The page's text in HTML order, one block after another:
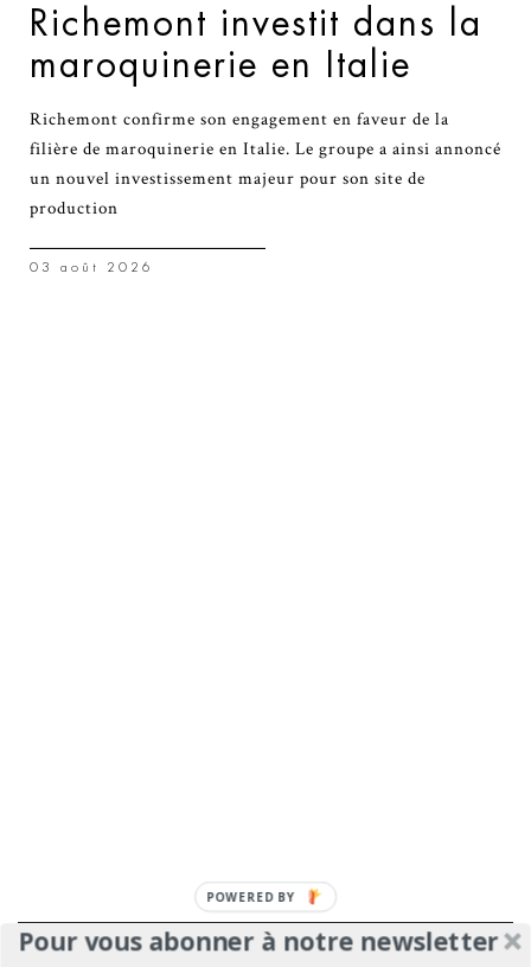
Richemont investit dans la
maroquinerie en Italie
Richemont confirme son engagement en faveur de la
filière de maroquinerie en Italie. Le groupe a ainsi annoncé
un nouvel investissement majeur pour son site de
production
03 août 2026
Pour vous abonner à notre newsletter